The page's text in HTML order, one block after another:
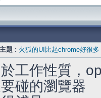
題 : 火狐的UI比起chrome好很
工作性質，
碰的瀏覽器